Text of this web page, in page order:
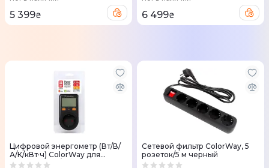
5 399₴ 6 499₴
Цифровой энергометр (Вт/В/
А/К/кВт·ч) ColorWay для
розетки (16 А/3680 Вт) Черный
Сетевой фильтр ColorWay, 5
розеток/5 м черный